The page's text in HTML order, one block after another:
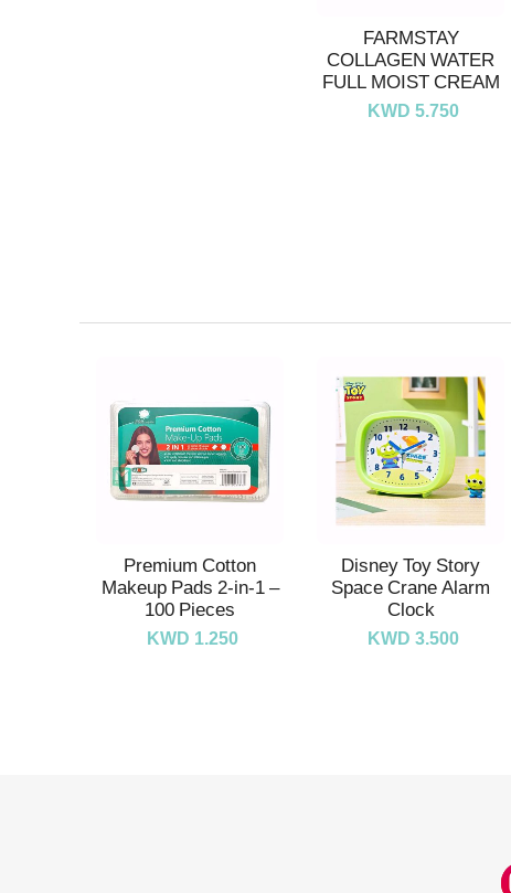
FARMSTAY
COLLAGEN WATER
FULL MOIST CREAM
KWD 5.750
Disney Toy Story
Space Crane Alarm
Clock
KWD 3.500
Premium Cotton
Makeup Pads 2-in-1 –
100 Pieces
KWD 1.250